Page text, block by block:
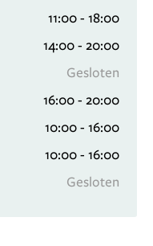
11:00 - 18:00
14:00 - 20:00
Gesloten
16:00 - 20:00
10:00 - 16:00
10:00 - 16:00
Gesloten